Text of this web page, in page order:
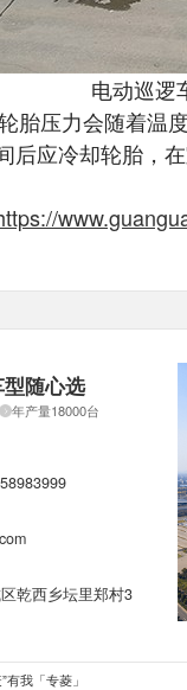
电动巡逻
胎压力会随着温
后应冷却轮胎，
随心选
年产量18000台
乾西乡坛里郑村3
我「专菱」